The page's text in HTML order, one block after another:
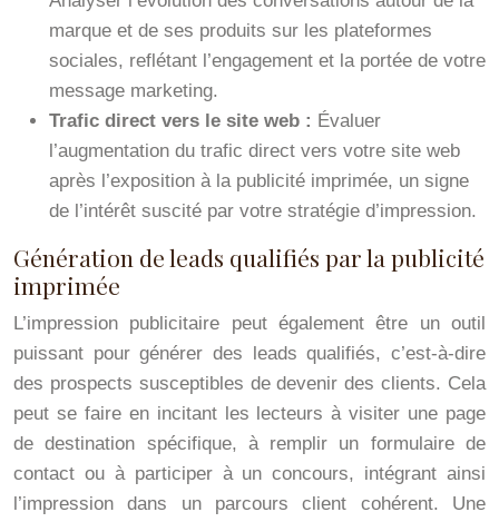
marque et de ses produits sur les plateformes
sociales, reflétant l’engagement et la portée de votre
message marketing.
Trafic direct vers le site web : Évaluer
l’augmentation du trafic direct vers votre site web
après l’exposition à la publicité imprimée, un signe
de l’intérêt suscité par votre stratégie d’impression.
Génération de leads qualifiés par la publicité
imprimée
L’impression publicitaire peut également être un outil
puissant pour générer des leads qualifiés, c’est-à-dire
des prospects susceptibles de devenir des clients. Cela
peut se faire en incitant les lecteurs à visiter une page
de destination spécifique, à remplir un formulaire de
contact ou à participer à un concours, intégrant ainsi
l’impression dans un parcours client cohérent. Une